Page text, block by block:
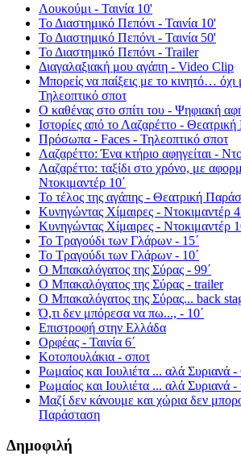
Λουκούμι - Ταινία 10'
Το Διαστημικό Πεπόνι - Ταινία 10'
Το Διαστημικό Πεπόνι - Ταινία 50'
Το Διαστημικό Πεπόνι - Trailer
Διαγαλαξιακή μου αγάπη - Video Clip
Μπορείς να παίξεις με το κινητό…
Τηλεοπτικό σποτ
Ο καθένας στο σπίτι του - Ψηφιακή
Ιστορίες από το Λαζαρέττο -
Πρόσωπα - Faces - Τηλεοπτικό σποτ
Λαζαρέττο: Ένα κτήριο αφηγείται -
Λαζαρέττο: ταξίδι στο χρόνο, με
Ντοκιμαντέρ 10΄
Το τέλος της αγάπης - Θεατρική
Κυνηγώντας Χίμαιρες - Ντοκιμαντέρ
Κυνηγώντας Χίμαιρες - Ντοκιμαντέρ
Το Τραγούδι των Γλάρων - 15΄
Το Τραγούδι των Γλάρων - 10΄
Ο Μπακαλόγατος της Σύρας - 99΄
Ο Μπακαλόγατος της Σύρας - trailer
Ο Μπακαλόγατος της Σύρας... back
Ό,τι δεν μπόρεσα να πω..., - 10΄
Επιστροφή στην Ελλάδα
Ορφέας - Ταινία 6΄
Κοτοπουλάκια - σποτ
Ρωμαίος και Ιουλιέτα ... αλά Συριανά
Ρωμαίος και Ιουλιέτα ... αλά Συριανά
Μαζί δεν κάνουμε και χώρια δεν
Παράσταση
Δημοφιλή